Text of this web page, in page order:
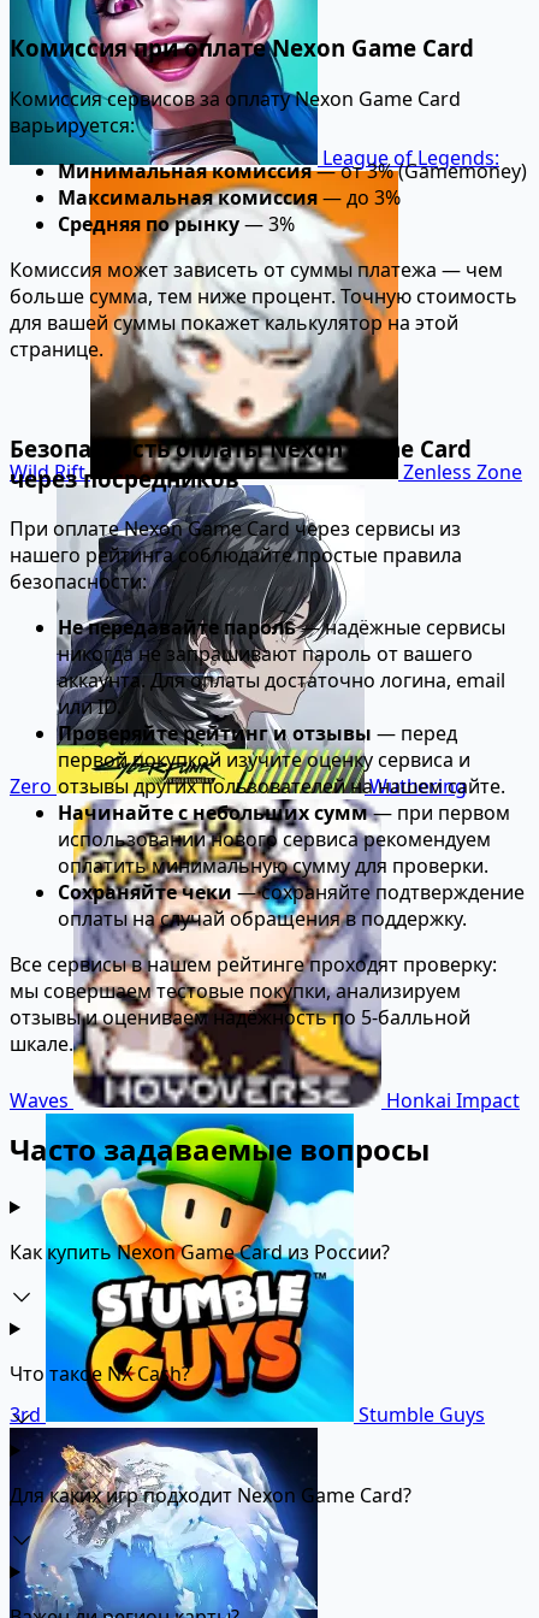
League of Legends:
Wild Rift Zenless Zone
Zero Wuthering
Waves Honkai Impact
3rd Stumble Guys
Комиссия при оплате Nexon Game Card
Комиссия сервисов за оплату Nexon Game Card
варьируется:
Минимальная комиссия— от 3% (Gamemoney)
Максимальная комиссия— до 3%
Средняя по рынку— 3%
Комиссия может зависеть от суммы платежа — чем
больше сумма, тем ниже процент. Точную стоимость
для вашей суммы покажет калькулятор на этой
странице.
Безопасность оплаты Nexon Game Card
через посредников
При оплате Nexon Game Card через сервисы из
нашего рейтинга соблюдайте простые правила
безопасности:
Не передавайте пароль— надёжные сервисы
никогда не запрашивают пароль от вашего
аккаунта. Для оплаты достаточно логина, email
или ID.
Проверяйте рейтинг и отзывы — перед
первой покупкой изучите оценку сервиса и
отзывы других пользователей на нашем сайте.
Начинайте с небольших сумм— при первом
использовании нового сервиса рекомендуем
оплатить минимальную сумму для проверки.
Сохраняйте чеки — сохраняйте подтверждение
оплаты на случай обращения в поддержку.
Все сервисы в нашем рейтинге проходят проверку:
мы совершаем тестовые покупки, анализируем
отзывы и оцениваем надёжность по 5-балльной
шкале.
Часто задаваемые вопросы
Как купить Nexon Game Card из России?
Что такое NX Cash?
Для каких игр подходит Nexon Game Card?